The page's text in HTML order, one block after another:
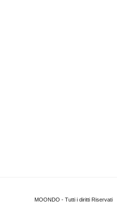
MOONDO - Tutti i diritti Riservati